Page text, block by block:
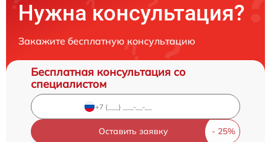
Нужна консультация?
Закажите бесплатную консультацию
Бесплатная консультация со
специалистом
Оставить заявку